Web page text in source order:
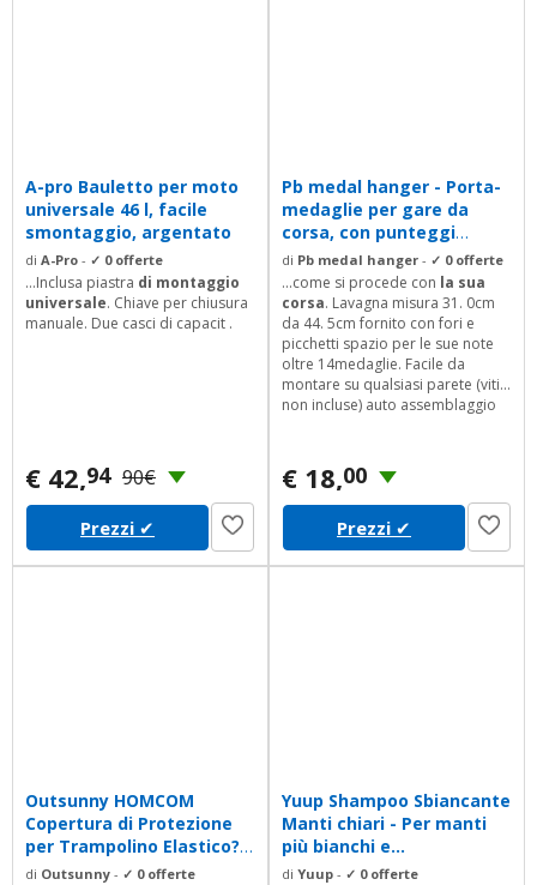
A-pro Bauletto per moto
universale 46 l, facile
smontaggio, argentato
di A-Pro - ✓ 0 offerte
...Inclusa piastra di montaggio
universale. Chiave per chiusura
manuale. Due casci di capacit .
€ 42,94 90€
Prezzi ✔
Pb medal hanger - Porta-
medaglie per gare da
corsa, con punteggi
personali che...
di Pb medal hanger - ✓ 0 offerte
...come si procede con la sua
corsa. Lavagna misura 31. 0cm
da 44. 5cm fornito con fori e
picchetti spazio per le sue note
oltre 14medaglie. Facile da
montare su qualsiasi parete (viti
non incluse) auto assemblaggio
€ 18,00
Prezzi ✔
Outsunny HOMCOM
Copertura di Protezione
per Trampolino Elastico?
Ø244cm?
di Outsunny - ✓ 0 offerte
Yuup Shampoo Sbiancante
Manti chiari - Per manti
più bianchi e...
di Yuup - ✓ 0 offerte